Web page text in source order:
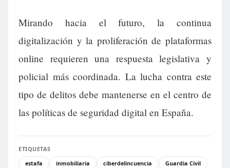
Mirando hacia el futuro, la continua
digitalización y la proliferación de plataformas
online requieren una respuesta legislativa y
policial más coordinada. La lucha contra este
tipo de delitos debe mantenerse en el centro de
las políticas de seguridad digital en España.
ETIQUETAS
estafa
inmobiliaria ciberdelincuencia
Guardia Civil